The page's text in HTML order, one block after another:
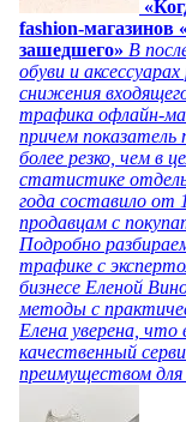
fashion-
зашедшего» В
обуви и
снижения
трафика офлайн-
причем показатель
более резко, чем в
статистике
года составило
продавцам с
Подробно
трафике с
бизнесе Еленой
методы с
Елена уверена,
качественный
преимуществом для